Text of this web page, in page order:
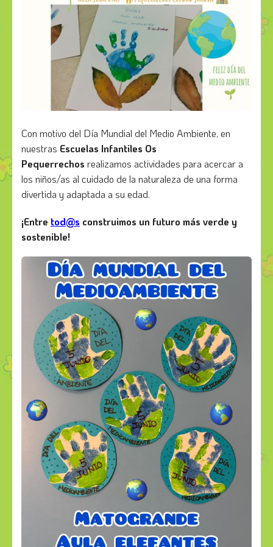
Con motivo del Día Mundial del Medio Ambiente, en
nuestras Escuelas Infantiles Os
Pequerrechos realizamos actividades para acercar a
los niños/as al cuidado de la naturaleza de una forma
divertida y adaptada a su edad.
¡Entre tod@s construimos un futuro más verde y
sostenible!